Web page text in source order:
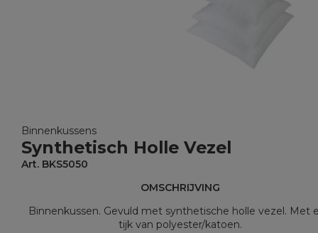
Binnenkussens
Synthetisch Holle Vezel
Art. BKS5050
OMSCHRIJVING
Binnenkussen. Gevuld met synthetische holle vezel. Met
tijk van polyester/katoen.